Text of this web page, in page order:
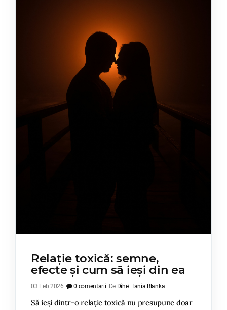
Relație toxică: semne,
efecte și cum să ieși din ea
03 Feb 2026 0 comentarii De Dihel Tania Blanka
Să ieși dintr-o relație toxică nu presupune doar